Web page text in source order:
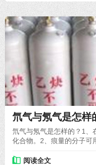
氘气与氖气是怎样
氘气与氖气是怎样的？1、
化合物。2、痕量的分子可
阅读全文